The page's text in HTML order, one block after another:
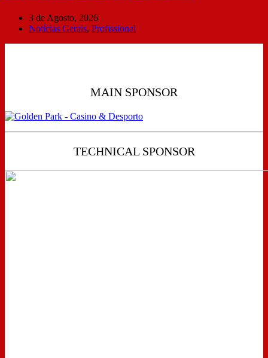
3 de Agosto, 2026
Notícias Gerais, Profissional
MAIN SPONSOR
TECHNICAL SPONSOR